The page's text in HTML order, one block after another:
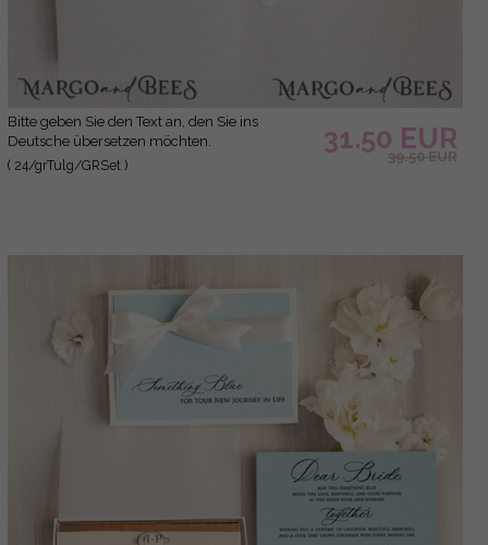
Bitte geben Sie den Text an, den Sie ins
Deutsche übersetzen möchten.
( 24/grTulg/GRSet )
31.50 EUR
39.50 EUR